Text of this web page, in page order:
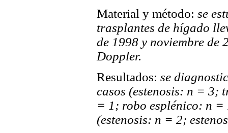
Material y método: se
trasplantes de hígado
de 1998 y noviembre de
Doppler.
Resultados: se
casos (estenosis: n = 3;
= 1; robo esplénico: n =
(estenosis: n = 2;